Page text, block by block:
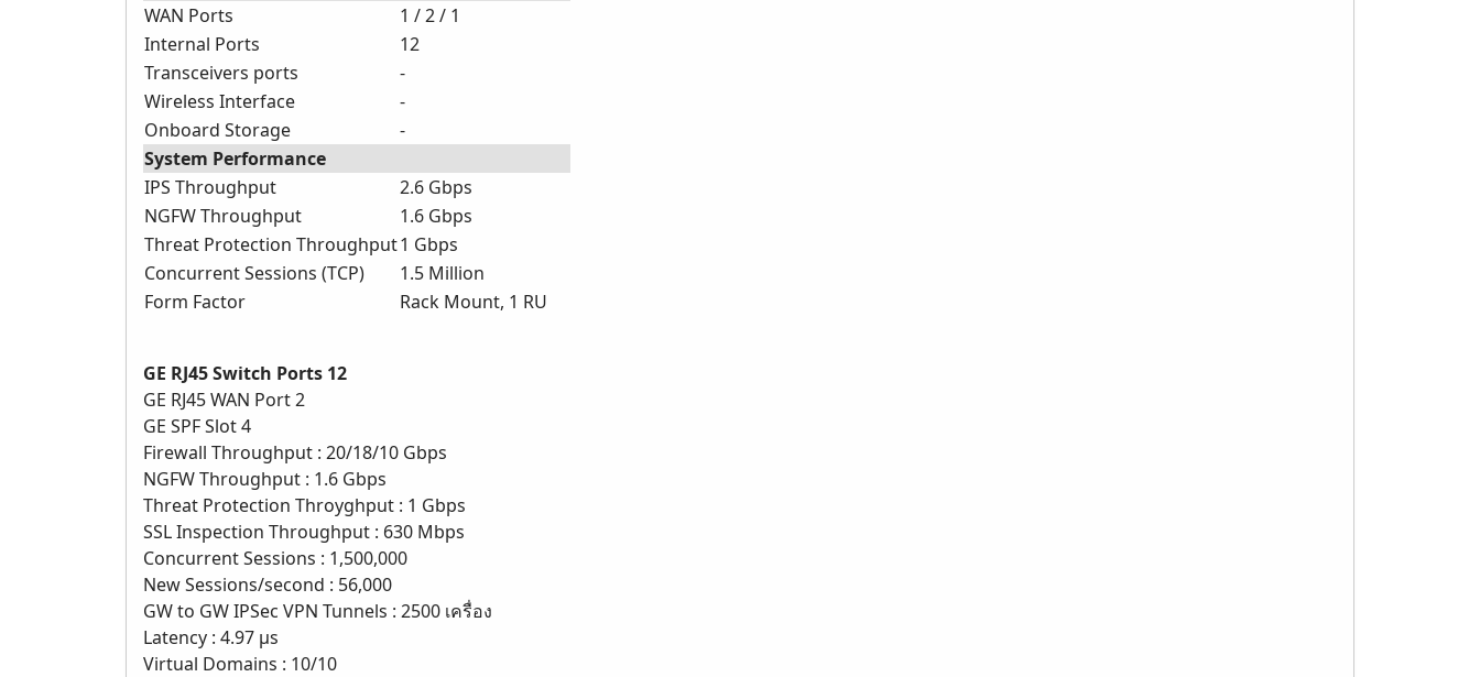
WAN Ports
1 / 2 / 1
Internal Ports
12
Transceivers ports
-
Wireless Interface
-
Onboard Storage
-
System Performance
IPS Throughput
2.6 Gbps
NGFW Throughput
1.6 Gbps
Threat Protection Throughput1 Gbps
Concurrent Sessions (TCP)
1.5 Million
Form Factor
Rack Mount, 1 RU
GE RJ45 Switch Ports 12
GE RJ45 WAN Port 2
GE SPF Slot 4
Firewall Throughput : 20/18/10 Gbps
NGFW Throughput : 1.6 Gbps
Threat Protection Throyghput : 1 Gbps
SSL Inspection Throughput : 630 Mbps
Concurrent Sessions : 1,500,000
New Sessions/second : 56,000
GW to GW IPSec VPN Tunnels : 2500 เครื่อง
Latency : 4.97 µs
Virtual Domains : 10/10